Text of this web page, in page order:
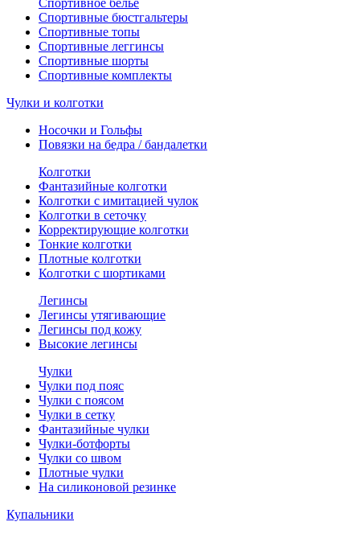
Спортивное белье
Спортивные бюстгальтеры
Спортивные топы
Спортивные леггинсы
Спортивные шорты
Спортивные комплекты
Чулки и колготки
Носочки и Гольфы
Повязки на бедра / бандалетки
Колготки
Фантазийные колготки
Колготки с имитацией чулок
Колготки в сеточку
Корректирующие колготки
Тонкие колготки
Плотные колготки
Колготки с шортиками
Легинсы
Легинсы утягивающие
Легинсы под кожу
Высокие легинсы
Чулки
Чулки под пояс
Чулки с поясом
Чулки в сетку
Фантазийные чулки
Чулки-ботфорты
Чулки со швом
Плотные чулки
На силиконовой резинке
Купальники